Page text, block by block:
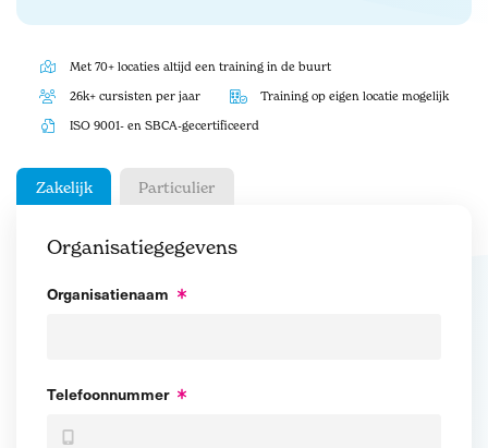
Met 70+ locaties altijd een training in de buurt
26k+ cursisten per jaar Training op eigen locatie mogelijk
ISO 9001- en SBCA-gecertificeerd
Zakelijk Particulier
Organisatiegegevens
Organisatienaam
Telefoonnummer